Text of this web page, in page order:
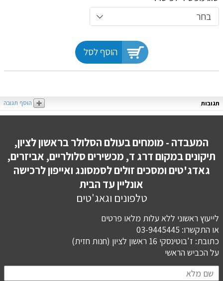
בחר
הוסף לסל
תגובות הוסף תגובה
המעבדה - מומחים בעולם הסלולר בראשון לציון,
תיקונים במקום דרג ד, מכשירים סלולריים, אביזרים,
גאדג'טים ומסכים זולים לסמסונג ואייפון לרכישה
אונליין עד הבית
טלפונים וגאג'טים
לייעוץ ראשוני ללא עלות מלאו פרטים
או התקשרו: 03-9445445
כתובת: ז'בוטינסקי 16 ראשון לציון (חנות חזית)
​​​​​​​על הכביש הראשי